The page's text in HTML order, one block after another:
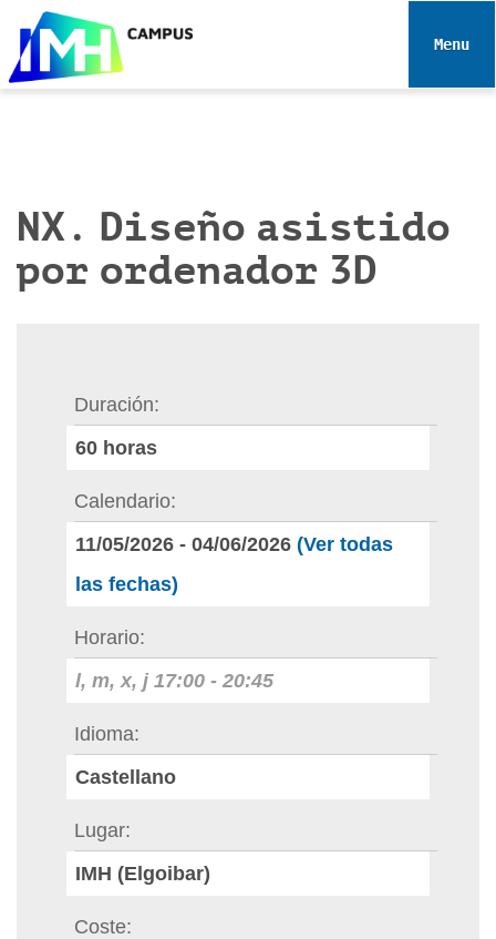
e
Toggle
NX. Diseño asistido
por ordenador 3D
Duración
60 horas
Calendario
11/05/2026 - 04/06/2026 (Ver todas
las fechas)
Horario
l, m, x, j 17:00 - 20:45
Idioma
Castellano
Lugar
IMH (Elgoibar)
Coste